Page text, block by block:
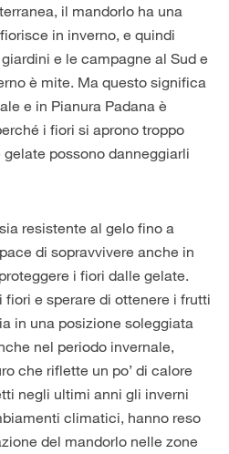
il mandorlo ha una
in inverno, e quindi
e le campagne al Sud e
è mite. Ma questo significa
e in Pianura Padana è
i fiori si aprono troppo
possono danneggiarli
resistente al gelo fino a
di sopravvivere anche in
i fiori dalle gelate.
e sperare di ottenere i frutti
in una posizione soleggiata
nel periodo invernale,
che riflette un po’ di calore
negli ultimi anni gli inverni
climatici, hanno reso
del mandorlo nelle zone